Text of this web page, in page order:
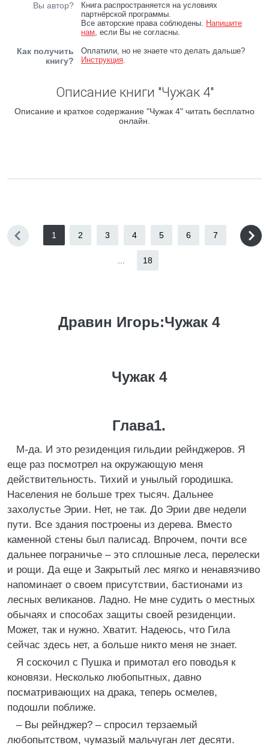
Вы автор?
Книга распространяется на условиях
партнёрской программы.
Все авторские права соблюдены. Напишите
нам, если Вы не согласны.
Как получить
книгу?
Оплатили, но не знаете что делать дальше?
Инструкция.
Описание книги "Чужак 4"
Описание и краткое содержание "Чужак 4" читать бесплатно
онлайн.
1 2 3 4 5 6 7
18
Дравин Игорь:Чужак 4
Чужак 4
Глава1.
М-да. И это резиденция гильдии рейнджеров. Я
еще раз посмотрел на окружающую меня
действительность. Тихий и унылый городишка.
Населения не больше трех тысяч. Дальнее
захолустье Эрии. Нет, не так. До Эрии две недели
пути. Все здания построены из дерева. Вместо
каменной стены был палисад. Впрочем, почти все
дальнее пограничье – это сплошные леса, перелески
и рощи. Да еще и Закрытый лес мягко и ненавязчиво
напоминает о своем присутствии, бастионами из
лесных великанов. Ладно. Не мне судить о местных
обычаях и способах защиты своей резиденции.
Может, так и нужно. Хватит. Надеюсь, что Гила
сейчас здесь нет, а больше никто меня не знает.
Я соскочил с Пушка и примотал его поводья к
коновязи. Несколько любопытных, давно
посматривающих на драка, теперь осмелев,
подошли поближе.
– Вы рейнджер? – спросил терзаемый
любопытством, чумазый мальчуган лет десяти.